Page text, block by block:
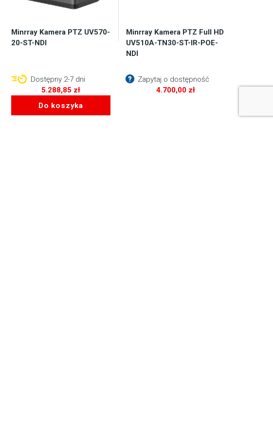
Minrray Kamera PTZ UV570-
20-ST-NDI
Dostępny 2-7 dni
5.288,85 zł
Do koszyka
Minrray Kamera PTZ Full HD
UV510A-TN30-ST-IR-POE-
NDI
Zapytaj o dostępność
4.700,00 zł